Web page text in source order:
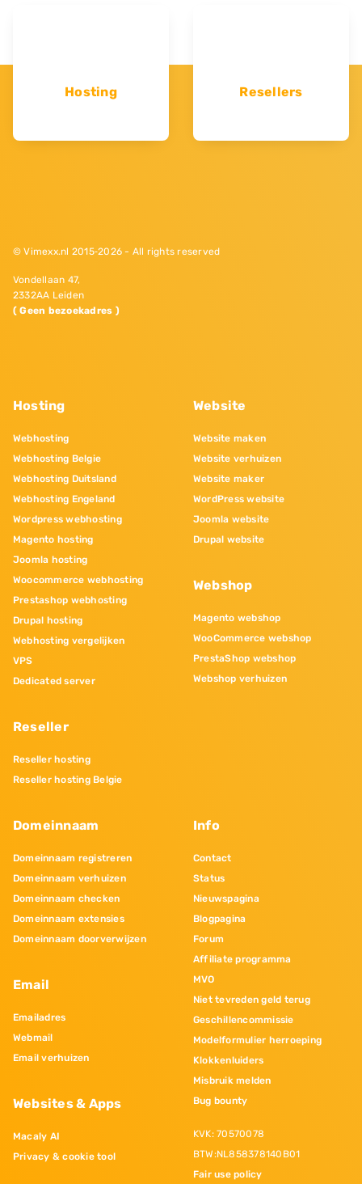
Hosting Resellers
© Vimexx.nl 2015‐2026 - All rights reserved
Vondellaan 47,
2332AA Leiden
( Geen bezoekadres )
Hosting
Webhosting
Webhosting Belgie
Webhosting Duitsland
Webhosting Engeland
Wordpress webhosting
Magento hosting
Joomla hosting
Woocommerce webhosting
Prestashop webhosting
Drupal hosting
Webhosting vergelijken
VPS
Dedicated server
Reseller
Reseller hosting
Reseller hosting Belgie
Website
Website maken
Website verhuizen
Website maker
WordPress website
Joomla website
Drupal website
Webshop
Magento webshop
WooCommerce webshop
PrestaShop webshop
Webshop verhuizen
Domeinnaam
Domeinnaam registreren
Domeinnaam verhuizen
Domeinnaam checken
Domeinnaam extensies
Domeinnaam doorverwijzen
Email
Emailadres
Webmail
Email verhuizen
Websites & Apps
Macaly AI
Privacy & cookie tool
Info
Contact
Status
Nieuwspagina
Blogpagina
Forum
Affiliate programma
MVO
Niet tevreden geld terug
Geschillencommissie
Modelformulier herroeping
Klokkenluiders
Misbruik melden
Bug bounty
KVK: 70570078
BTW:NL858378140B01
Fair use policy